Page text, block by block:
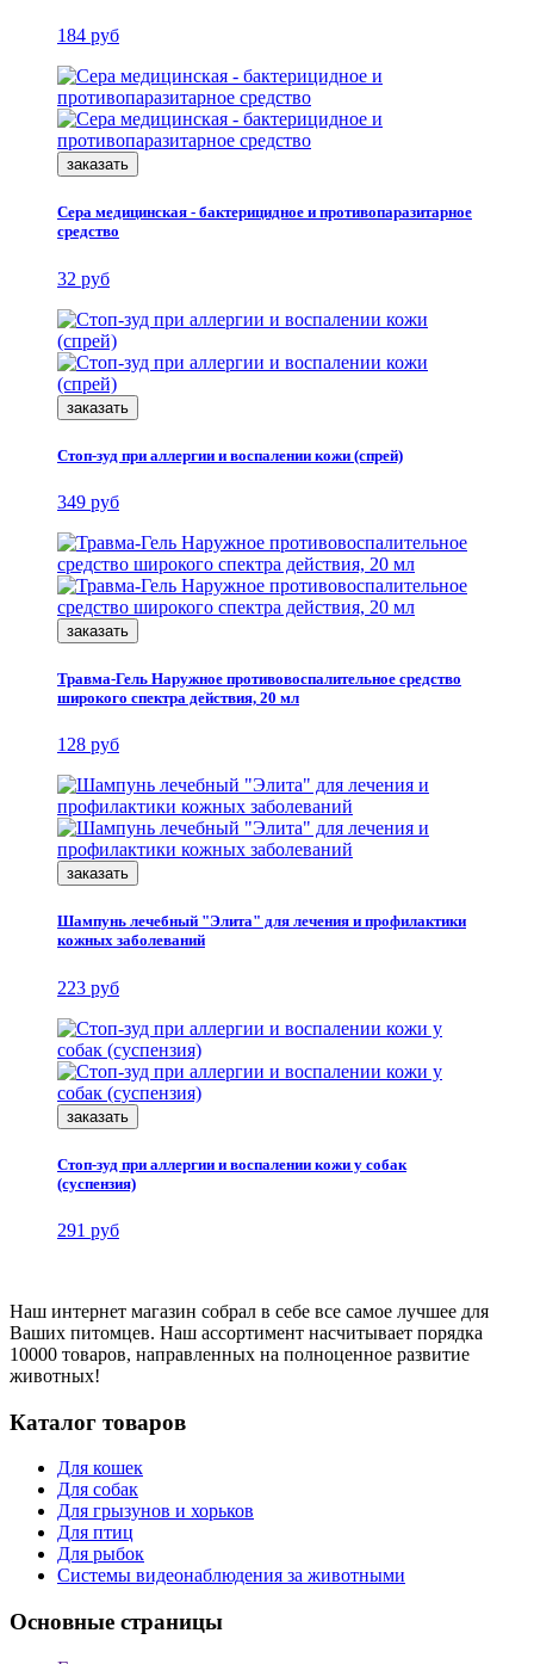
184 руб
заказать
Сера медицинская - бактерицидное и противопаразитарное
средство
32 руб
заказать
Стоп-зуд при аллергии и воспалении кожи (спрей)
349 руб
заказать
Травма-Гель Наружное противовоспалительное средство
широкого спектра действия, 20 мл
128 руб
заказать
Шампунь лечебный "Элита" для лечения и профилактики
кожных заболеваний
223 руб
заказать
Стоп-зуд при аллергии и воспалении кожи у собак
(суспензия)
291 руб
Наш интернет магазин собрал в себе все самое лучшее для
Ваших питомцев. Наш ассортимент насчитывает порядка
10000 товаров, направленных на полноценное развитие
животных!
Каталог товаров
Для кошек
Для собак
Для грызунов и хорьков
Для птиц
Для рыбок
Cистемы видеонаблюдения за животными
Основные страницы